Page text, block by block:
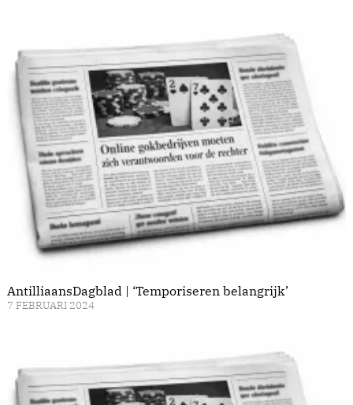
AntilliaansDagblad | ‘Temporiseren belangrijk’
7 FEBRUARI 2024